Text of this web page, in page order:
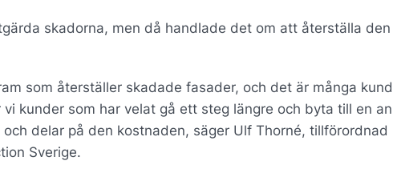
skadorna, men då handlade det om att återställa den
som återställer skadade fasader, och det är många
kunder som har velat gå ett steg längre och byta till en
delar på den kostnaden, säger Ulf Thorné, tillförordnad
Sverige.